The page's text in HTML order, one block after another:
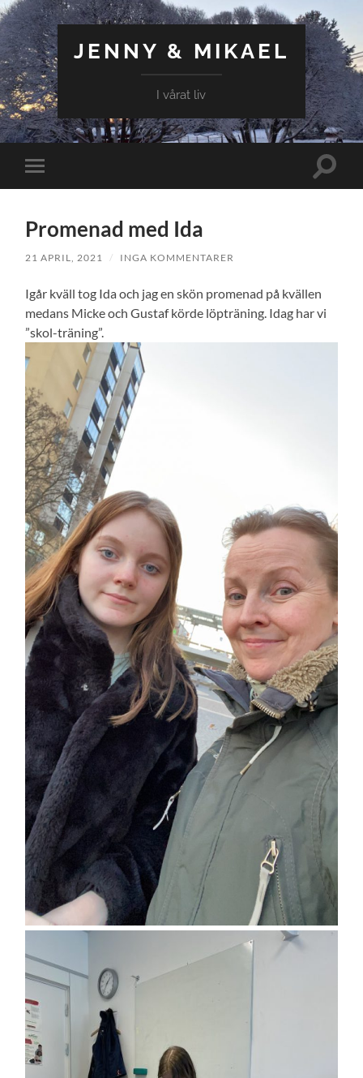
JENNY & MIKAEL
I vårat liv
Slå
på/av
Slå
Promenad med Ida
21 APRIL, 2021 / INGA KOMMENTARER
Igår kväll tog Ida och jag en skön promenad på kvällen
medans Micke och Gustaf körde löpträning. Idag har vi
”skol-träning”.